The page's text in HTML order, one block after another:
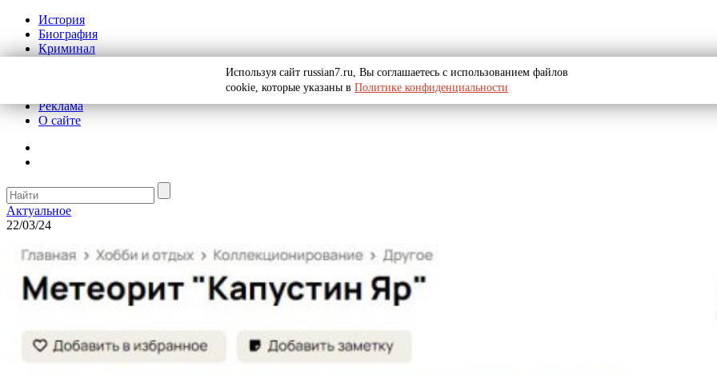
История
Биография
Криминал
Реклама
О сайте
Актуальное
22/03/24
Используя сайт russian7.ru, Вы соглашаетесь с использованием файлов
cookie, которые указаны в Политике конфиденциальности